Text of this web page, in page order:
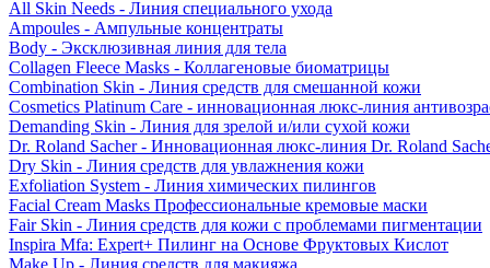
All Skin Needs - Линия специального ухода
Ampoules - Ампульные концентраты
Body - Эксклюзивная линия для тела
Collagen Fleece Masks - Коллагеновые биоматрицы
Combination Skin - Линия средств для смешанной кожи
Cosmetics Platinum Care - инновационная люкс-линия
Demanding Skin - Линия для зрелой и/или сухой кожи
Dr. Roland Sacher - Инновационная люкс-линия Dr. Roland
Dry Skin - Линия средств для увлажнения кожи
Exfoliation System - Линия химических пилингов
Facial Cream Masks Профессиональные кремовые маски
Fair Skin - Линия средств для кожи с проблемами пигментации
Inspira Mfa: Expert+ Пилинг на Основе Фруктовых Кислот
Make Up - Линия средств для макияжа